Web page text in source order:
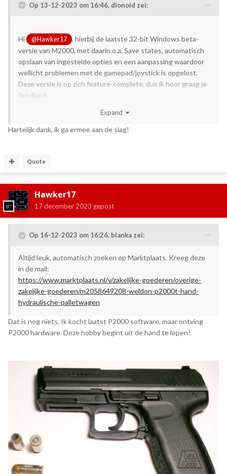
Op 13-12-2023 om 16:46, dionoid zei:
Hi @Hawker17
, hierbij de laatste 32-bit Windows beta-
versie van M2000, met daarin o.a. Save states, automatisch
opslaan van ingestelde opties en een aanpassing waardoor
wellicht problemen met de gamepad/joystick is opgelost.
Deze versie is op zich feature-complete, dus ik hoor graag je
feedback.
worden getoond (ideetje van
onthoudt nu ook de laatst geopende bestandslocatie.
Expand
Hartelijk dank, ik ga ermee aan de slag!
Quote
Hawker17
17 december 2023 gepost
Op 16-12-2023 om 16:26, blanka zei:
Altijd leuk, automatisch zoeken op Marktplaats. Kreeg deze
in de mail:
https://www.marktplaats.nl/v/zakelijke-goederen/overige-
zakelijke-goederen/m2058649208-weldon-p2000t-hand-
hydraulische-palletwagen
Dat is nog niets. Ik kocht laatst P2000 software, maar ontving
P2000 hardware. Deze hobby begint uit de hand te lopen!